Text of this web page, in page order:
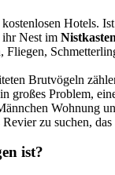
Hotels.
ihr Nest im Nistkasten
Brutvögeln
Problem,
Wohnung
zu suchen,
ist?